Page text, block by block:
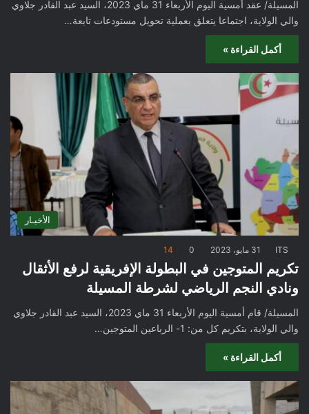
المسيلة/ عقد أمسية اليوم الأربعاء 31 ماي 2023، السيد عبد القادر جلاوي
والي الولاية، اجتماعا يتعلق بعملية تحويل مستودعات تابعة…
أكمل القراءة »
الأخبـار
ITS 31 مايو، 2023 0
14
تكريم المتوجين في البطولة الإفريقية لرفع الأثقال
ونادي النجم الرياضي لشرطة المسيلة
المسيلة/ قام أمسية اليوم الأربعاء 31 ماي 2023، السيد عبد القادر جلاوي
والي الولاية، بتكريم كل من: 1- الرباعين المتوجين…
أكمل القراءة »